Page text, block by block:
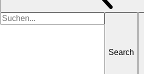
Search
for